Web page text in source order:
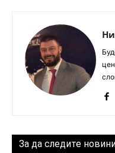
За да следите